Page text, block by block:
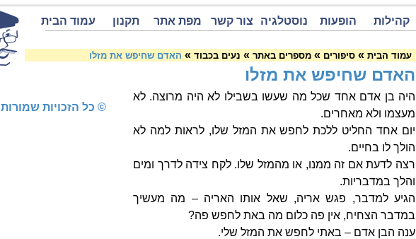
קהילות הופעות נוסטלגיה צור קשר מפת אתר תקנון עמוד הבית
עמוד הבית » סיפורים » מספרים באתר » נעים בכבוד » האדם שחיפש את מזלו
האדם שחיפש את מזלו
היה בן אדם אחד שכל מה שעשו בשבילו לא היה מרוצה. לא
מעצמו ולא מאחרים.
יום אחד החליט ללכת לחפש את המזל שלו, לראות למה לא
הולך לו בחיים.
רצה לדעת אם זה ממנו, או מהמזל שלו. לקח צידה לדרך ומים
והלך במדבריות.
הגיע למדבר, פגש אריה, שאל אותו האריה – מה מעשיך
במדבר הצחיח, אין פה כלום מה באת לחפש פה?
ענה הבן אדם – באתי לחפש את המזל שלי.
© כל הזכויות שמורות